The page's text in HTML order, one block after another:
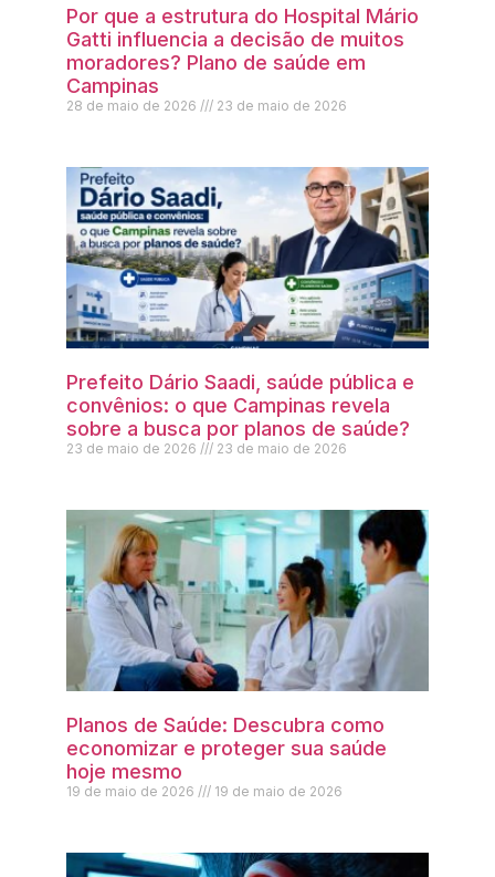
Por que a estrutura do Hospital Mário
Gatti influencia a decisão de muitos
moradores? Plano de saúde em
Campinas
28 de maio de 2026 23 de maio de 2026
Prefeito Dário Saadi, saúde pública e
convênios: o que Campinas revela
sobre a busca por planos de saúde?
23 de maio de 2026 23 de maio de 2026
Planos de Saúde: Descubra como
economizar e proteger sua saúde
hoje mesmo
19 de maio de 2026 19 de maio de 2026